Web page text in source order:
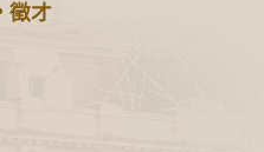
徵才